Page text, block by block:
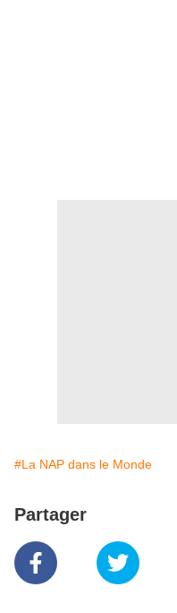
#La NAP dans le Monde
Partager